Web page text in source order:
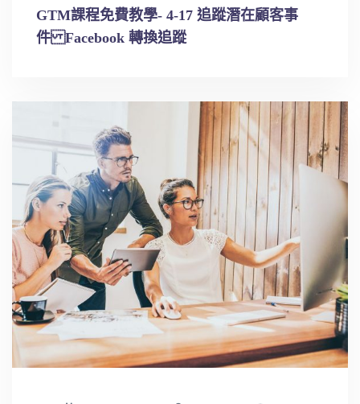
GTM課程免費教學- 4-17 追蹤潛在顧客事
件 Facebook 轉換追蹤